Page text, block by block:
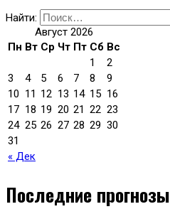
Найти:
Август 2026
Пн Вт Ср Чт Пт Сб Вс
« Дек
1
2
3
4 5 6 7 8
9
10 11 12 13 14 15 16
17 18 19 20 21 22 23
24 25 26 27 28 29 30
31
Последние прогнозы